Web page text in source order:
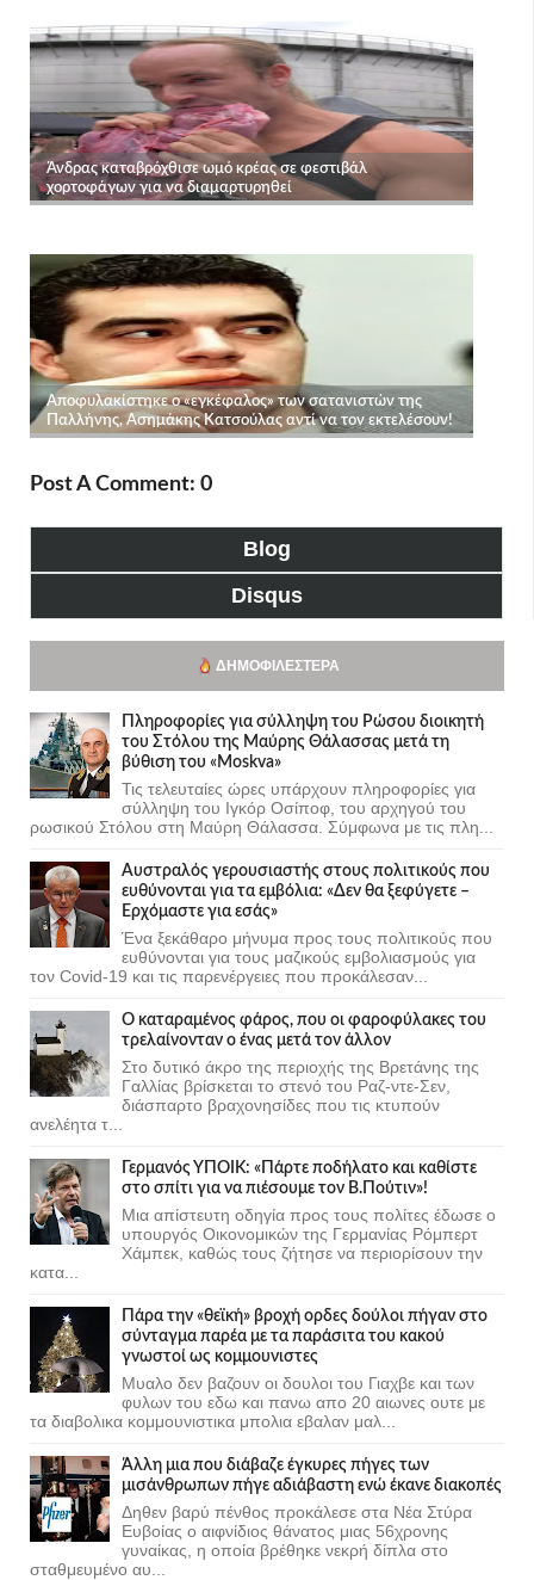
Post A Comment: 0
Blog
Disqus
ΔΗΜΟΦΙΛΈΣΤΕΡΑ
Πληροφορίες για σύλληψη του Ρώσου διοικητή
του Στόλου της Mαύρης Θάλασσας μετά τη
βύθιση του «Moskva»
Τις τελευταίες ώρες υπάρχουν πληροφορίες για
σύλληψη του Ιγκόρ Οσίποφ, του αρχηγού του
ρωσικού Στόλου στη Μαύρη Θάλασσα. Σύμφωνα με τις πλη...
Αυστραλός γερουσιαστής στους πολιτικούς που
ευθύνονται για τα εμβόλια: «Δεν θα ξεφύγετε –
Ερχόμαστε για εσάς»
Ένα ξεκάθαρο μήνυμα προς τους πολιτικούς που
ευθύνονται για τους μαζικούς εμβολιασμούς για
τον Covid-19 και τις παρενέργειες που προκάλεσαν...
Ο καταραμένος φάρος, που οι φαροφύλακες του
τρελαίνονταν ο ένας μετά τον άλλον
Στο δυτικό άκρο της περιοχής της Βρετάνης της
Γαλλίας βρίσκεται το στενό του Ραζ-ντε-Σεν,
διάσπαρτο βραχονησίδες που τις κτυπούν
ανελέητα τ...
Γερμανός ΥΠΟΙΚ: «Πάρτε ποδήλατο και καθίστε
στο σπίτι για να πιέσουμε τον Β.Πούτιν»!
Μια απίστευτη οδηγία προς τους πολίτες έδωσε ο
υπουργός Οικονομικών της Γερμανίας Ρόμπερτ
Χάμπεκ, καθώς τους ζήτησε να περιορίσουν την
κατα...
Πάρα την «θεϊκή» βροχή ορδες δούλοι πήγαν στο
σύνταγμα παρέα με τα παράσιτα του κακού
γνωστοί ως κομμουνιστες
Μυαλο δεν βαζουν οι δουλοι του Γιαχβε και των
φυλων του εδω και πανω απο 20 αιωνες ουτε με
τα διαβολικα κομμουνιστικα μπολια εβαλαν μαλ...
Άλλη μια που διάβαζε έγκυρες πήγες των
μισάνθρωπων πήγε αδιάβαστη ενώ έκανε διακοπές
Δηθεν βαρύ πένθος προκάλεσε στα Νέα Στύρα
Ευβοίας ο αιφνίδιος θάνατος μιας 56χρονης
γυναίκας, η οποία βρέθηκε νεκρή δίπλα στο
σταθμευμένο αυ...